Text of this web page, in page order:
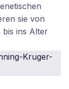
sie von
bis ins Alter